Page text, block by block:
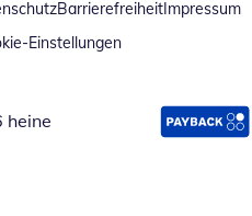
BarrierefreiheitImpressum
Einstellungen